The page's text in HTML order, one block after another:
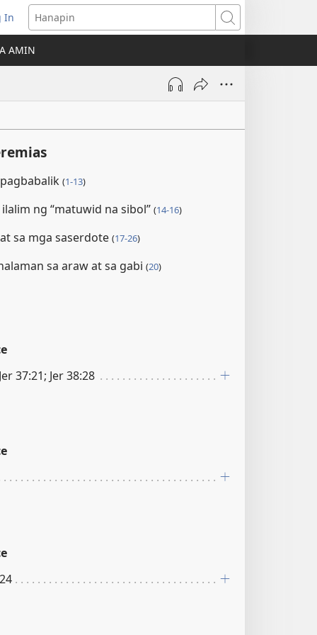
In
Hanapin
AMIN
(1-13)
ng “matuwid na sibol” (14-16)
sa mga saserdote (17-26)
sa araw at sa gabi (20)
37:21; Jer 38:28